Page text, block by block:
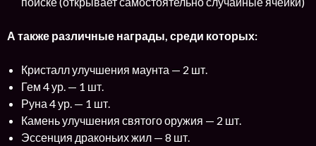
А также различные награды, среди которых:
Кристалл улучшения маунта — 2 шт.
Гем 4 ур. — 1 шт.
Руна 4 ур. — 1 шт.
Камень улучшения святого оружия — 2 шт.
Эссенция драконьих жил — 8 шт.